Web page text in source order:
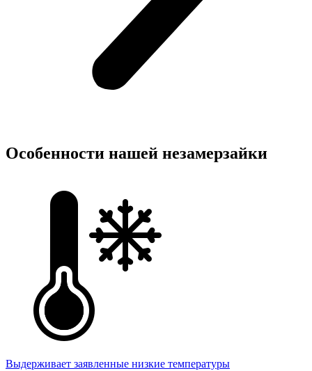
Особенности нашей незамерзайки
Выдерживает заявленные низкие температуры